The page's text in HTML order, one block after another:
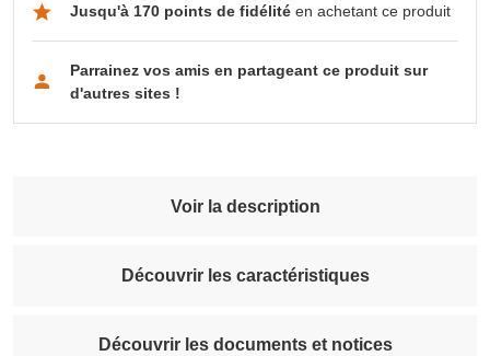
Jusqu'à 170 points de fidélitéen achetant ce produit
Parrainez vos amis en partageant ce produit sur
d'autres sites !
Voir la description
Découvrir les caractéristiques
Découvrir les documents et notices